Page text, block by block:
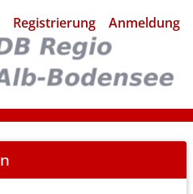
Registrierung Anmeldung